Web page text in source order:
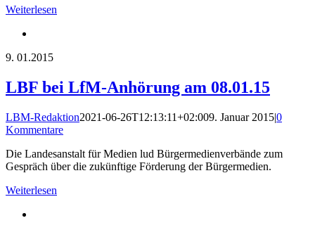
Weiterlesen
9. 01.2015
LBF bei LfM-Anhörung am 08.01.15
LBM-Redaktion2021-06-26T12:13:11+02:009. Januar 2015|0
Kommentare
Die Landesanstalt für Medien lud Bürgermedienverbände zum
Gespräch über die zukünftige Förderung der Bürgermedien.
Weiterlesen